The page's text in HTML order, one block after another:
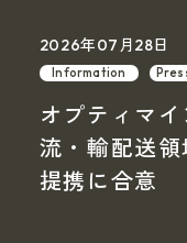
2026年07月28日
Information
オプティマ
流・輸配送
提携に合意